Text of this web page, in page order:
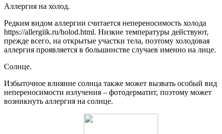
Аллергия на холод.
Редким видом аллергии считается непереносимость холода
https://allergiik.ru/holod.html. Низкие температуры действуют,
прежде всего, на открытые участки тела, поэтому холодовая
аллергия проявляется в большинстве случаев именно на лице.
Солнце.
Избыточное влияние солнца также может вызвать особый вид
непереносимости излучения – фотодерматит, поэтому может
возникнуть аллергия на солнце.